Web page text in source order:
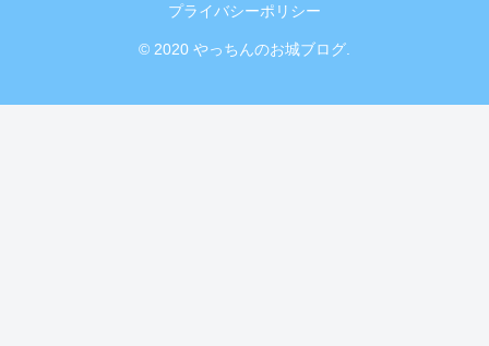
プライバシーポリシー
© 2020 やっちんのお城ブログ.